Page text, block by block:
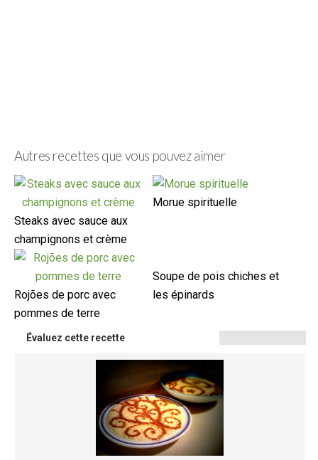
Autres recettes que vous pouvez aimer
Steaks avec sauce aux
champignons et crème
Morue spirituelle
Rojões de porc avec
pommes de terre
Soupe de pois chiches et
les épinards
Évaluez cette recette